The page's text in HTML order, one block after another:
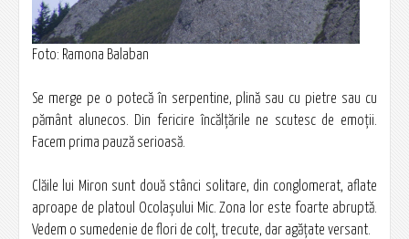
Foto: Ramona Balaban
Se merge pe o potecă în serpentine, plină sau cu pietre sau cu
pământ alunecos. Din fericire încălţările ne scutesc de emoţii.
Facem prima pauză serioasă.
Clăile lui Miron sunt două stânci solitare, din conglomerat, aflate
aproape de platoul Ocolaşului Mic. Zona lor este foarte abruptă.
Vedem o sumedenie de flori de colţ, trecute, dar agăţate versant.